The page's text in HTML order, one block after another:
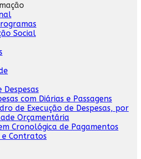
Social
Despesas
com Diárias e Passagens
de Execução de Despesas, por
Orçamentária
Cronológica de Pagamentos
e Contratos